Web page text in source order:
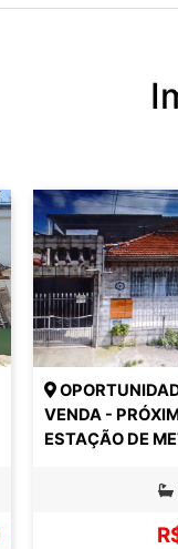
VENDA -
ESTAÇÃO DE